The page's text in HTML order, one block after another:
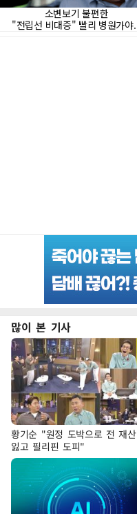
많이 본 기사
황기순 "원정 도박으로 전 재산
잃고 필리핀 도피"